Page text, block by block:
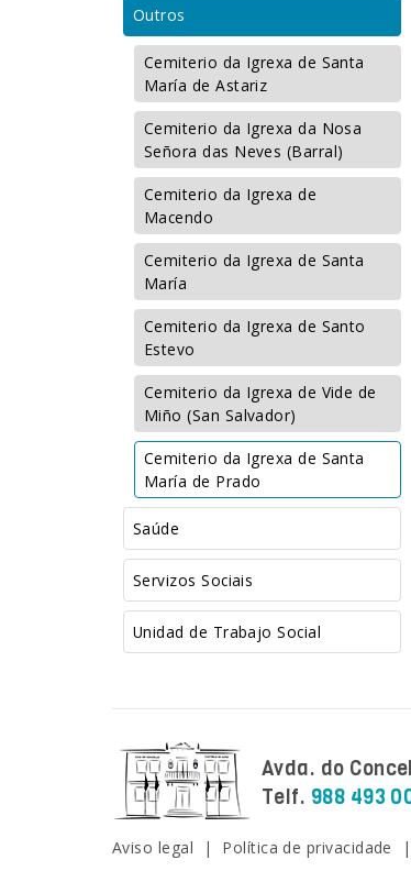
Outros
Cemiterio da Igrexa de Santa
María de Astariz
Cemiterio da Igrexa da Nosa
Señora das Neves (Barral)
Cemiterio da Igrexa de
Macendo
Cemiterio da Igrexa de Santa
María
Cemiterio da Igrexa de Santo
Estevo
Cemiterio da Igrexa de Vide de
Miño (San Salvador)
Cemiterio da Igrexa de Santa
María de Prado
Saúde
Servizos Sociais
Unidad de Trabajo Social
Avda. do
Telf. 988 493
Aviso legal | Política de privacidade |
Twitter InstagramYoutube